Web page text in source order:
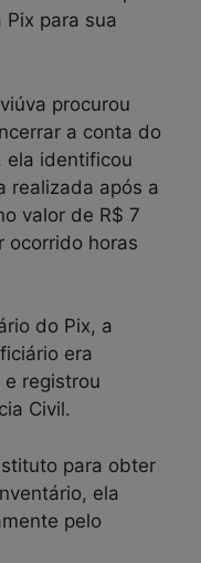
para sua
procurou
a conta do
ela identificou
realizada após a
valor de R$ 7
ocorrido horas
do Pix, a
era
registrou
Civil.
para obter
ela
pelo